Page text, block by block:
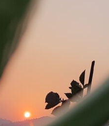
२०८३ असार २२
‘छोरी, तिमी भविष्यमा के बन्न चाहन्छौ ?’